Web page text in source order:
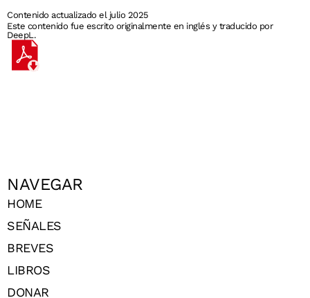
Contenido actualizado el julio 2025
Este contenido fue escrito originalmente en inglés y traducido por
DeepL.
NAVEGAR
HOME
SEÑALES
BREVES
LIBROS
DONAR